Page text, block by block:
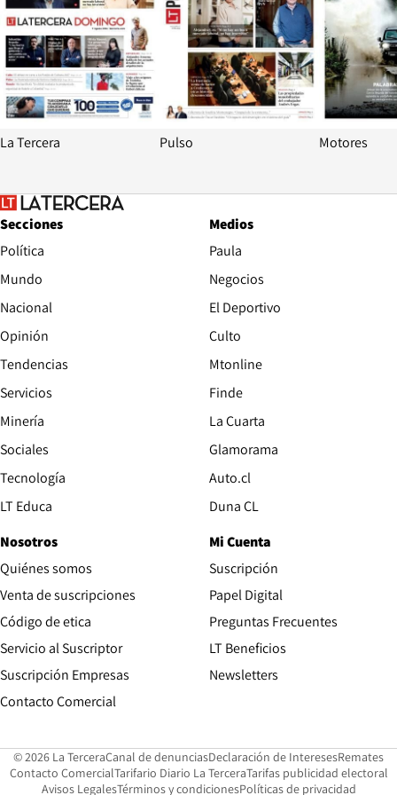
La Tercera Pulso Motores
Secciones
Política
Mundo
Nacional
Opinión
Tendencias
Servicios
Minería
Sociales
Tecnología
LT Educa
Medios
Paula
Negocios
El Deportivo
Culto
Mtonline
Finde
La Cuarta
Glamorama
Auto.cl
Duna CL
Nosotros
Quiénes somos
Venta de suscripciones
Código de etica Opens in new window
Servicio al Suscriptor
Suscripción Empresas
Contacto Comercial
Mi Cuenta
Suscripción
Papel Digital
Preguntas Frecuentes
LT Beneficios
Newsletters
© 2026 La TerceraCanal de denunciasOpens in new window
Declaración de InteresesOpens in
Remates
Contacto ComercialOpens in new window
Tarifario Diario La TerceraOpens in new window
Tarifas publicidad electoral
Avisos LegalesOpens in new window
Términos y condicionesPolíticas de privacidad